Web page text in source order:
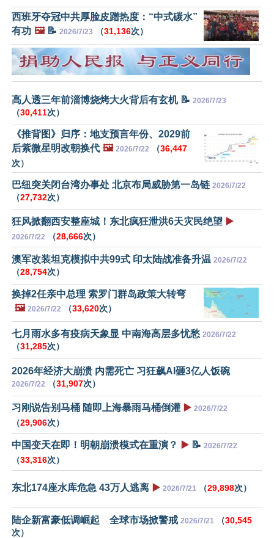
西班牙夺冠中共厚脸皮蹭热度：“中式碳水”
有功 🖼️📝 2026/7/23 （31,136次）
高人透三年前淄博烧烤大火背后有玄机 📝 2026/7/23
（30,411次）
《推背图》归序：地支预言年份、2029前
后紫微星明改朝换代 🖼️ 2026/7/22 （36,447
次）
巴纽突关闭台湾办事处 北京布局威胁第一岛链 2026/7/22
（27,732次）
狂风掀翻西安整座城！东北疯狂泄洪6天灾民绝望 ▶️
2026/7/22 （28,666次）
澳军改装坦克模拟中共99式 印太陆战准备升温 2026/7/22
（28,754次）
换掉2任亲中总理 索罗门群岛政策大转弯
🖼️ 2026/7/22 （33,620次）
七月雨水多有疫病天象显 中南海高层多忧愁 2026/7/22
（31,285次）
2026年经济大崩溃 内需死亡 习狂飙AI砸3亿人饭碗
2026/7/22 （31,907次）
习刚说告别马桶 随即上海暴雨马桶倒灌 ▶️ 2026/7/22
（29,906次）
中国变天在即！明朝崩溃模式在重演？ ▶️ 📝 2026/7/22
（33,316次）
东北174座水库危急 43万人逃离 ▶️ 2026/7/21 （29,898次）
陆企新富豪低调崛起 全球市场掀警戒 2026/7/21 （30,545
次）